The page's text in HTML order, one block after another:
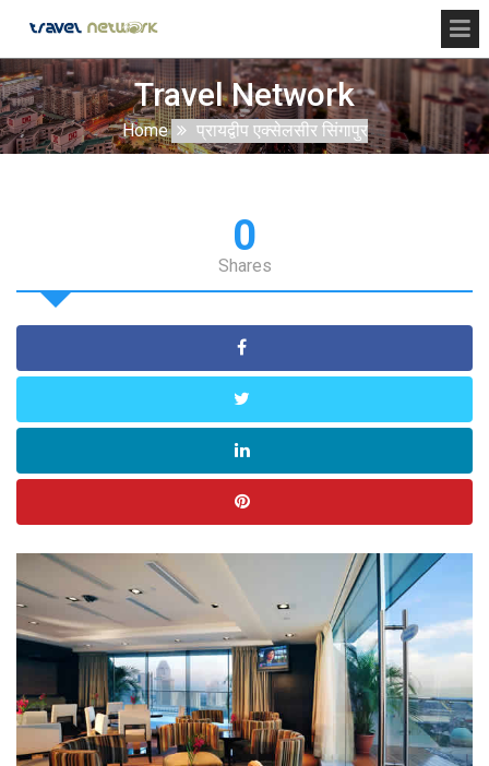
Travel Network
Home प्रायद्वीप एक्सेलसीर सिंगापुर
0
Shares